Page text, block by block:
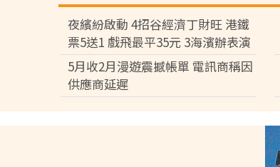
夜繽紛啟動 4招谷經濟丁財旺 港鐵
票5送1 戲飛最平35元 3海濱辦表演
5月收2月漫遊震撼帳單 電訊商稱因
供應商延遲